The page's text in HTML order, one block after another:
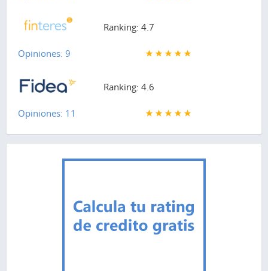
Ranking: 4.7
Opiniones: 9
Ranking: 4.6
Opiniones: 11